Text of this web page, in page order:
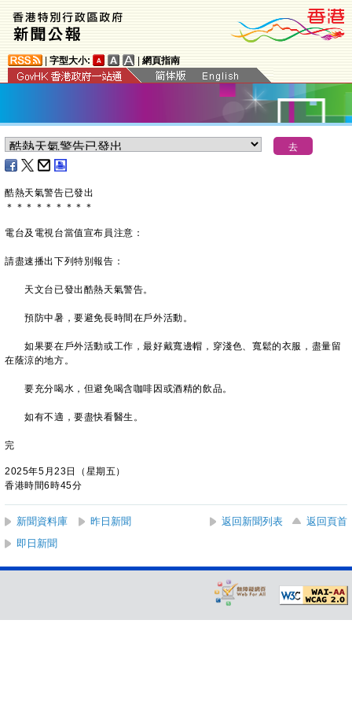
字型大小: 網頁指南
酷熱天氣警告已發出
＊ ＊ ＊ ＊ ＊ ＊ ＊ ＊ ＊
電台及電視台當值宣布員注意：
請盡速播出下列特別報告：
天文台已發出酷熱天氣警告。
預防中暑，要避免長時間在戶外活動。
如果要在戶外活動或工作，最好戴寬邊帽，穿淺色、寬鬆的衣服，盡量留
在蔭涼的地方。
要充分喝水，但避免喝含咖啡因或酒精的飲品。
如有不適，要盡快看醫生。
完
2025年5月23日（星期五）
香港時間6時45分
新聞資料庫 昨日新聞 返回新聞列表
返回頁首
即日新聞